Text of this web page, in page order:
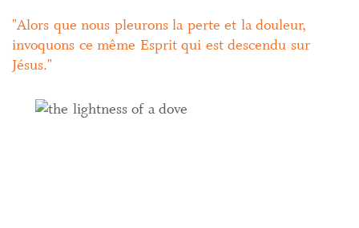
Alors que nous pleurons la perte et la douleur,
invoquons ce même Esprit qui est descendu sur
Jésus.